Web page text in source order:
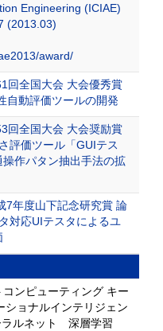
Engineering (ICIAE)
(2013.03)
award/
回全国大会 大会優秀賞
自動評価ツールの開発
回全国大会 大会奨励賞
評価ツール「GUIテス
操作パタン抽出手法の拡
7年度山下記念研究賞 論
対応UIテスタによるユ
ンピューティング キー
ョナルインテリジェン
ルネット 深層学習